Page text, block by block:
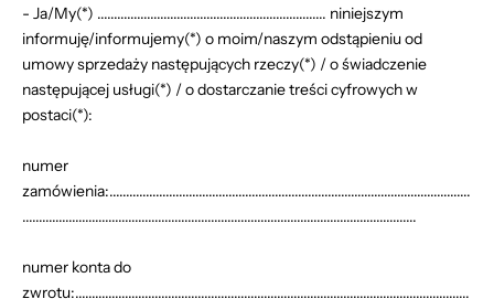
- Ja/My(*) ..................................................................... niniejszym
informuję/informujemy(*) o moim/naszym odstąpieniu od
umowy sprzedaży następujących rzeczy(*) / o świadczenie
następującej usługi(*) / o dostarczanie treści cyfrowych w
postaci(*):
numer
zamówienia:.............................................................................................................
.......................................................................................................................
numer konta do
zwrotu:.......................................................................................................................